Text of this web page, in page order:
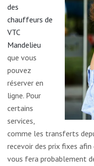
des
chauffeurs de
VTC
Mandelieu
que vous
pouvez
réserver en
ligne. Pour
certains
services,
comme les transferts
recevoir des prix fixes
vous fera probablement